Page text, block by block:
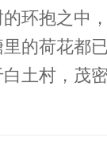
环抱之中
的荷花都
土村，茂